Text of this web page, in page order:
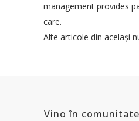
management provides
care.
Alte articole din acelaşi
Vino în